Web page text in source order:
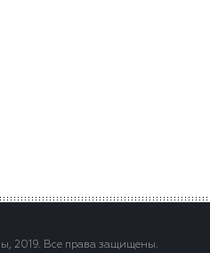
2019. Все права защищены.